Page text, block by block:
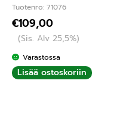
Tuotenro: 71076
€109,00
(Sis. Alv 25,5%)
Varastossa
Lisää ostoskoriin